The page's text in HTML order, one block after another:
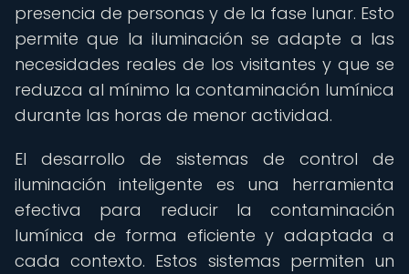
presencia de personas y de la fase lunar. Esto
permite que la iluminación se adapte a las
necesidades reales de los visitantes y que se
reduzca al mínimo la contaminación lumínica
durante las horas de menor actividad.
El desarrollo de sistemas de control de
iluminación inteligente es una herramienta
efectiva para reducir la contaminación
lumínica de forma eficiente y adaptada a
cada contexto. Estos sistemas permiten un